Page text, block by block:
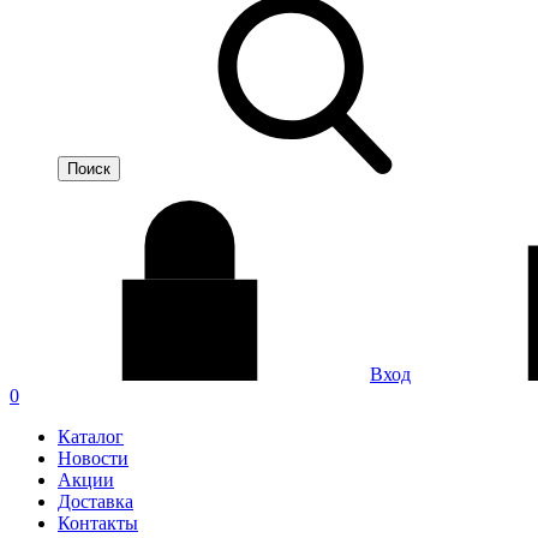
Вход
0
Каталог
Новости
Акции
Доставка
Контакты